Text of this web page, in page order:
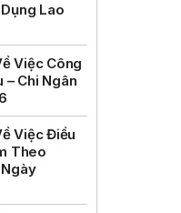
Lao
Việc Công
– Chi Ngân
Việc Điều
Theo